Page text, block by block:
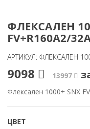
ФЛЕКСАЛЕН
FV+R160A2/
АРТИКУЛ: ФЛЕКСАЛЕН
9098 13997
Флексален 1000+ SNX
ЦВЕТ